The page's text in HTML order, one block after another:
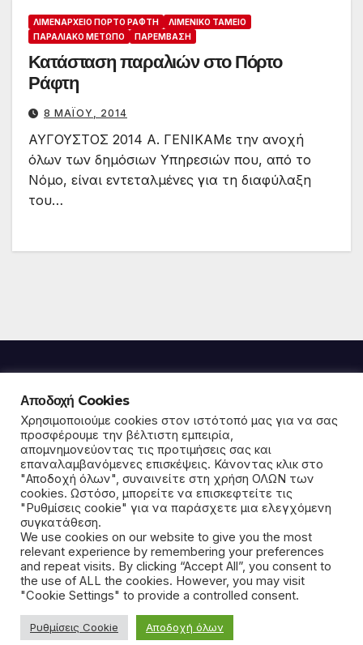
ΛΙΜΕΝΑΡΧΕΊΟ ΠΌΡΤΟ ΡΆΦΤΗ
ΛΙΜΕΝΙΚΌ ΤΑΜΕΊΟ
ΠΑΡΑΛΙΑΚΌ ΜΈΤΩΠΟ
ΠΑΡΈΜΒΑΣΗ
Κατάσταση παραλιών στο Πόρτο
Ράφτη
8 ΜΑΪ́ΟΥ, 2014
ΑΥΓΟΥΣΤΟΣ 2014 Α. ΓΕΝΙΚΑΜε την ανοχή
όλων των δημόσιων Υπηρεσιών που, από το
Νόμο, είναι εντεταλμένες για τη διαφύλαξη
του…
Παρέμβαση για την
κοινωνία και το περιβάλλον
σε Μαρκόπουλο και Πόρτο Ράφτη
Με την υποστήριξη του WordPress|Θέμα: News Way από
Themeansar.
HomeΕπικοινωνία
Αποδοχή Cookies
Χρησιμοποιούμε cookies στον ιστότοπό μας για να σας
προσφέρουμε την βέλτιστη εμπειρία,
απομνημονεύοντας τις προτιμήσεις σας και
επαναλαμβανόμενες επισκέψεις. Κάνοντας κλικ στο
"Αποδοχή όλων", συναινείτε στη χρήση ΟΛΩΝ των
cookies. Ωστόσο, μπορείτε να επισκεφτείτε τις
"Ρυθμίσεις cookie" για να παράσχετε μια ελεγχόμενη
συγκατάθεση.
We use cookies on our website to give you the most
relevant experience by remembering your preferences
and repeat visits. By clicking “Accept All”, you consent to
the use of ALL the cookies. However, you may visit
"Cookie Settings" to provide a controlled consent.
Ρυθμίσεις Cookie Αποδοχή όλων